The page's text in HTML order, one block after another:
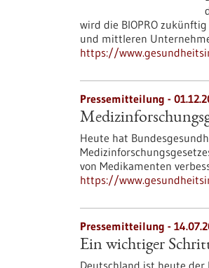
wird die BIOPRO
und mittleren
https://
Pressemitteilung -
Heute hat
von Medikamenten
https://
Pressemitteilung -
Ein wichtiger
Deutschland ist heute